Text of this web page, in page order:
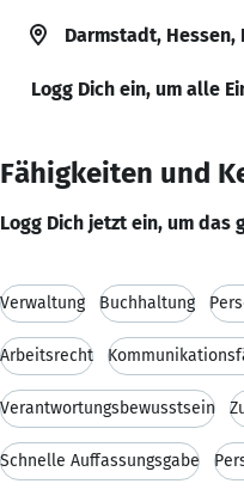
Darmstadt, Hessen,
Logg Dich ein, um alle
Fähigkeiten und
Logg Dich jetzt ein, um das
Verwaltung Buchhaltung
Arbeitsrecht
Verantwortungsbewusstsein
Schnelle Auffassungsgabe